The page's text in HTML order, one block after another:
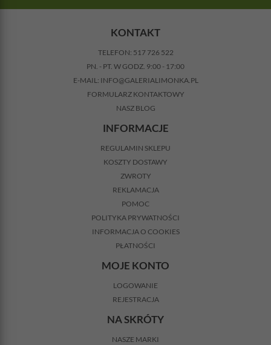
KONTAKT
TELEFON: 517 726 522
PN. - PT. W GODZ. 9:00 - 17:00
E-MAIL: INFO@GALERIALIMONKA.PL
FORMULARZ KONTAKTOWY
NASZ BLOG
INFORMACJE
REGULAMIN SKLEPU
KOSZTY DOSTAWY
ZWROTY
REKLAMACJA
POMOC
POLITYKA PRYWATNOŚCI
INFORMACJA O COOKIES
PŁATNOŚCI
MOJE KONTO
LOGOWANIE
REJESTRACJA
NA SKRÓTY
NASZE MARKI